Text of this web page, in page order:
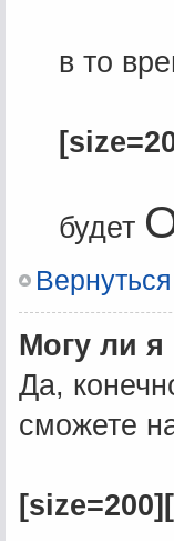
в то
будет
Могу ли я
Да,
сможете